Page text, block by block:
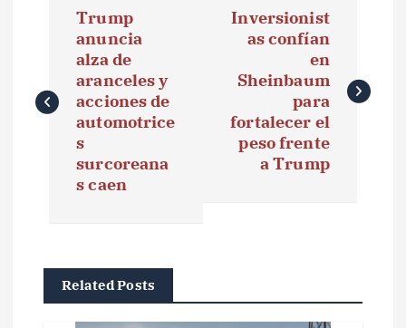
e
Trump
anuncia
alza de
aranceles y
acciones de
automotrice
s
surcoreana
s caen
Inversionist
as confían
en
Sheinbaum
para
fortalecer el
peso frente
a Trump
Related Posts